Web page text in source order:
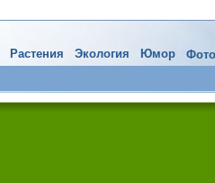
Растения Экология Юмор